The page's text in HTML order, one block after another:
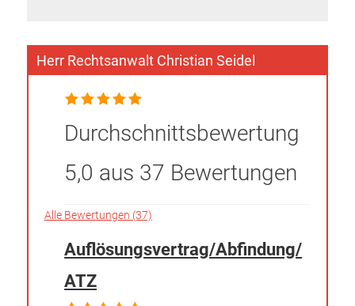
Herr Rechtsanwalt Christian Seidel
Durchschnittsbewertung
5,0 aus 37 Bewertungen
Alle Bewertungen (37)
Auflösungsvertrag/Abfindung/
ATZ